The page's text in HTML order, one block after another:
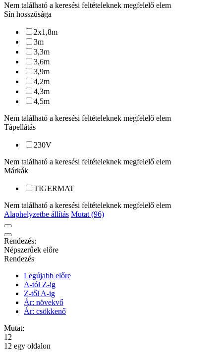
Nem található a keresési feltételeknek megfelelő elem
Sín hosszúsága
2x1,8m
3m
3,3m
3,6m
3,9m
4,2m
4,3m
4,5m
Nem található a keresési feltételeknek megfelelő elem
Tápellátás
230V
Nem található a keresési feltételeknek megfelelő elem
Márkák
TIGERMAT
Nem található a keresési feltételeknek megfelelő elem
Alaphelyzetbe állítás Mutat (96)
Rendezés:
Népszerűek előre
Rendezés
Legújabb előre
A-tól Z-ig
Z-től A-ig
Ár: növekvő
Ár: csökkenő
Mutat:
12
12 egy oldalon